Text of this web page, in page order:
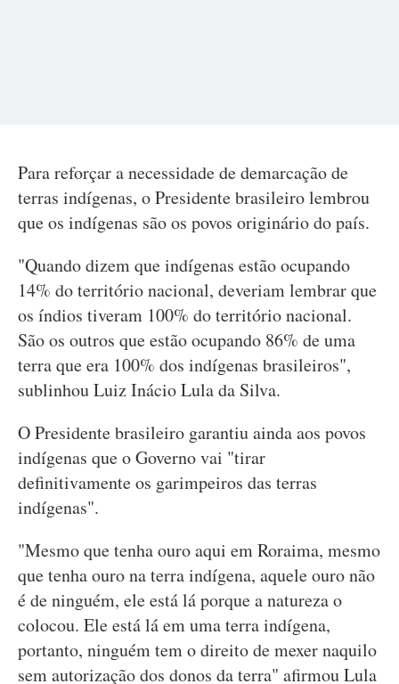
Para reforçar a necessidade de demarcação de
terras indígenas, o Presidente brasileiro lembrou
que os indígenas são os povos originário do país.
"Quando dizem que indígenas estão ocupando
14% do território nacional, deveriam lembrar que
os índios tiveram 100% do território nacional.
São os outros que estão ocupando 86% de uma
terra que era 100% dos indígenas brasileiros",
sublinhou Luiz Inácio Lula da Silva.
O Presidente brasileiro garantiu ainda aos povos
indígenas que o Governo vai "tirar
definitivamente os garimpeiros das terras
indígenas".
"Mesmo que tenha ouro aqui em Roraima, mesmo
que tenha ouro na terra indígena, aquele ouro não
é de ninguém, ele está lá porque a natureza o
colocou. Ele está lá em uma terra indígena,
portanto, ninguém tem o direito de mexer naquilo
sem autorização dos donos da terra" afirmou Lula